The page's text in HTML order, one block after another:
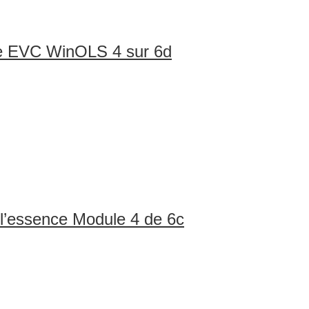
EVC WinOLS 4 sur 6d
Module 4 de 6c